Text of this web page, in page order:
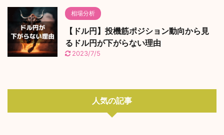
相場分析
【ドル円】投機筋ポジション動向から見
るドル円が下がらない理由
2023/7/5
人気の記事